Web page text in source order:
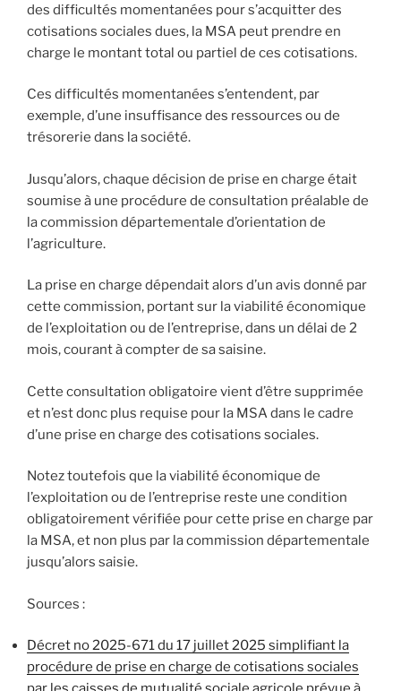
des difficultés momentanées pour s’acquitter des
cotisations sociales dues, la MSA peut prendre en
charge le montant total ou partiel de ces cotisations.
Ces difficultés momentanées s’entendent, par
exemple, d’une insuffisance des ressources ou de
trésorerie dans la société.
Jusqu’alors, chaque décision de prise en charge était
soumise à une procédure de consultation préalable de
la commission départementale d’orientation de
l’agriculture.
La prise en charge dépendait alors d’un avis donné par
cette commission, portant sur la viabilité économique
de l’exploitation ou de l’entreprise, dans un délai de 2
mois, courant à compter de sa saisine.
Cette consultation obligatoire vient d’être supprimée
et n’est donc plus requise pour la MSA dans le cadre
d’une prise en charge des cotisations sociales.
Notez toutefois que la viabilité économique de
l’exploitation ou de l’entreprise reste une condition
obligatoirement vérifiée pour cette prise en charge par
la MSA, et non plus par la commission départementale
jusqu’alors saisie.
Sources :
Décret no 2025-671 du 17 juillet 2025 simplifiant la
procédure de prise en charge de cotisations sociales